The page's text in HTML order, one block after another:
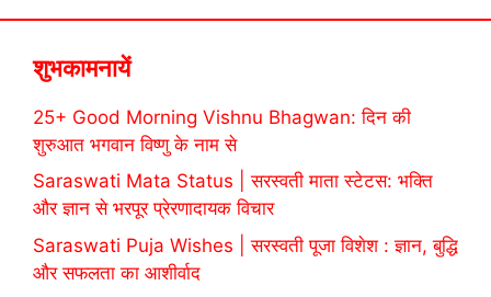
शुभकामनायें
25+ Good Morning Vishnu Bhagwan: दिन की
शुरुआत भगवान विष्णु के नाम से
Saraswati Mata Status | सरस्वती माता स्टेटस: भक्ति
और ज्ञान से भरपूर प्रेरणादायक विचार
Saraswati Puja Wishes | सरस्वती पूजा विशेश : ज्ञान, बुद्धि
और सफलता का आशीर्वाद